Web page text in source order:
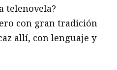
telenovela?
con gran tradición
allí, con lenguaje y